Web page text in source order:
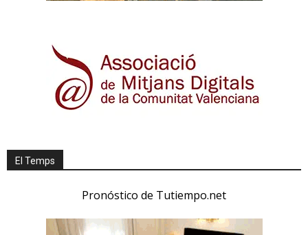
El Temps
Pronóstico de Tutiempo.net